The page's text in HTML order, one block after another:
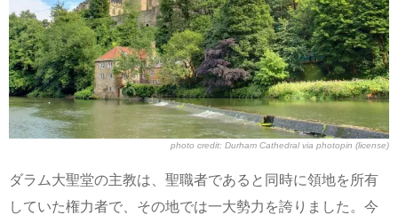
photo credit: Durham Cathedralvia photopin (license)
ダラム大聖堂の主教は、聖職者であると同時に領地を所有
していた権力者で、その地では一大勢力を誇りました。今